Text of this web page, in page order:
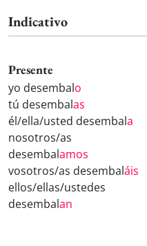
Indicativo
Presente
yo desembalo
tú desembalas
él/ella/usted desembala
nosotros/as
desembalamos
vosotros/as desembaláis
ellos/ellas/ustedes
desembalan